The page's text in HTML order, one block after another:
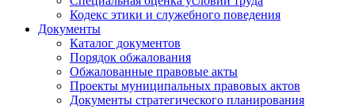
Кодекс этики и служебного поведения
Документы
Каталог документов
Порядок обжалования
Обжалованные правовые акты
Проекты муниципальных правовых актов
Документы стратегического планирования